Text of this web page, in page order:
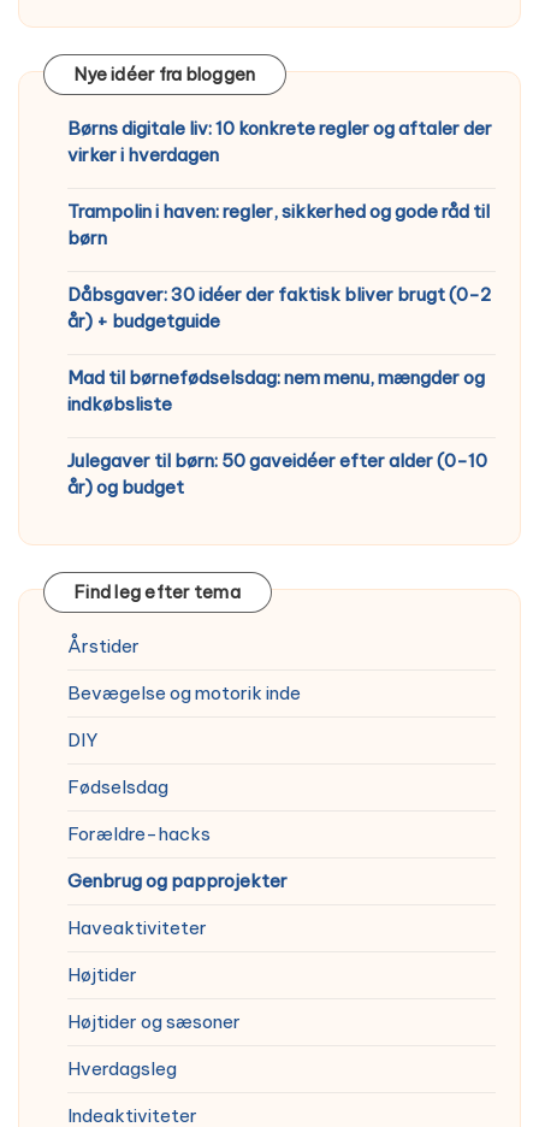
Nye idéer fra bloggen
Børns digitale liv: 10 konkrete regler og aftaler der
virker i hverdagen
Trampolin i haven: regler, sikkerhed og gode råd til
børn
Dåbsgaver: 30 idéer der faktisk bliver brugt (0-2
år) + budgetguide
Mad til børnefødselsdag: nem menu, mængder og
indkøbsliste
Julegaver til børn: 50 gaveidéer efter alder (0-10
år) og budget
Find leg efter tema
Årstider
Bevægelse og motorik inde
DIY
Fødselsdag
Forældre-hacks
Genbrug og papprojekter
Haveaktiviteter
Højtider
Højtider og sæsoner
Hverdagsleg
Indeaktiviteter